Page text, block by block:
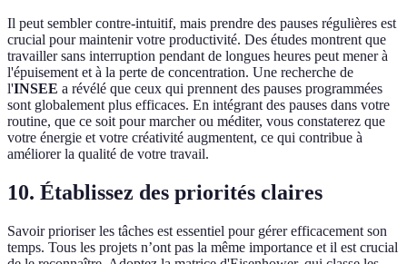
Il peut sembler contre-intuitif, mais prendre des pauses régulières est
crucial pour maintenir votre productivité. Des études montrent que
travailler sans interruption pendant de longues heures peut mener à
l'épuisement et à la perte de concentration. Une recherche de
l'INSEE a révélé que ceux qui prennent des pauses programmées
sont globalement plus efficaces. En intégrant des pauses dans votre
routine, que ce soit pour marcher ou méditer, vous constaterez que
votre énergie et votre créativité augmentent, ce qui contribue à
améliorer la qualité de votre travail.
10. Établissez des priorités claires
Savoir prioriser les tâches est essentiel pour gérer efficacement son
temps. Tous les projets n’ont pas la même importance et il est crucial